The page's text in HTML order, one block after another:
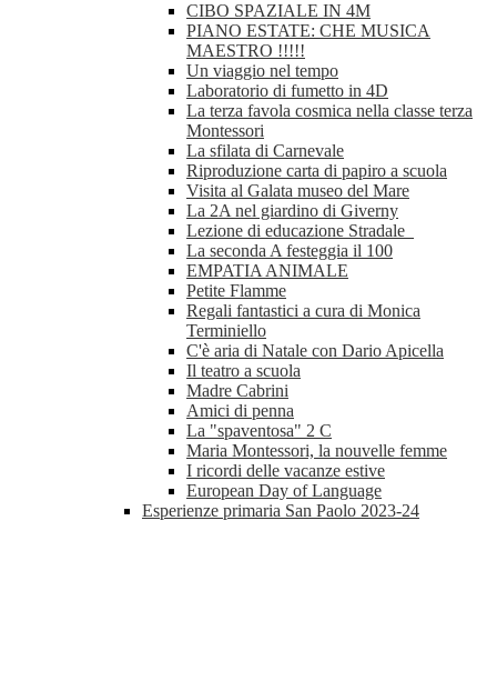
CIBO SPAZIALE IN 4M
PIANO ESTATE: CHE MUSICA
MAESTRO !!!!!
Un viaggio nel tempo
Laboratorio di fumetto in 4D
La terza favola cosmica nella classe terza
Montessori
La sfilata di Carnevale
Riproduzione carta di papiro a scuola
Visita al Galata museo del Mare
La 2A nel giardino di Giverny
Lezione di educazione Stradale
La seconda A festeggia il 100
EMPATIA ANIMALE
Petite Flamme
Regali fantastici a cura di Monica
Terminiello
C'è aria di Natale con Dario Apicella
Il teatro a scuola
Madre Cabrini
Amici di penna
La "spaventosa" 2 C
Maria Montessori, la nouvelle femme
I ricordi delle vacanze estive
European Day of Language
Esperienze primaria San Paolo 2023-24